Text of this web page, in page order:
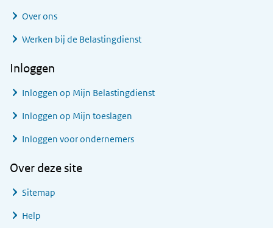
Over ons
Werken bij de Belastingdienst
Inloggen
Inloggen op Mijn Belastingdienst
Inloggen op Mijn toeslagen
Inloggen voor ondernemers
Over deze site
Sitemap
Help